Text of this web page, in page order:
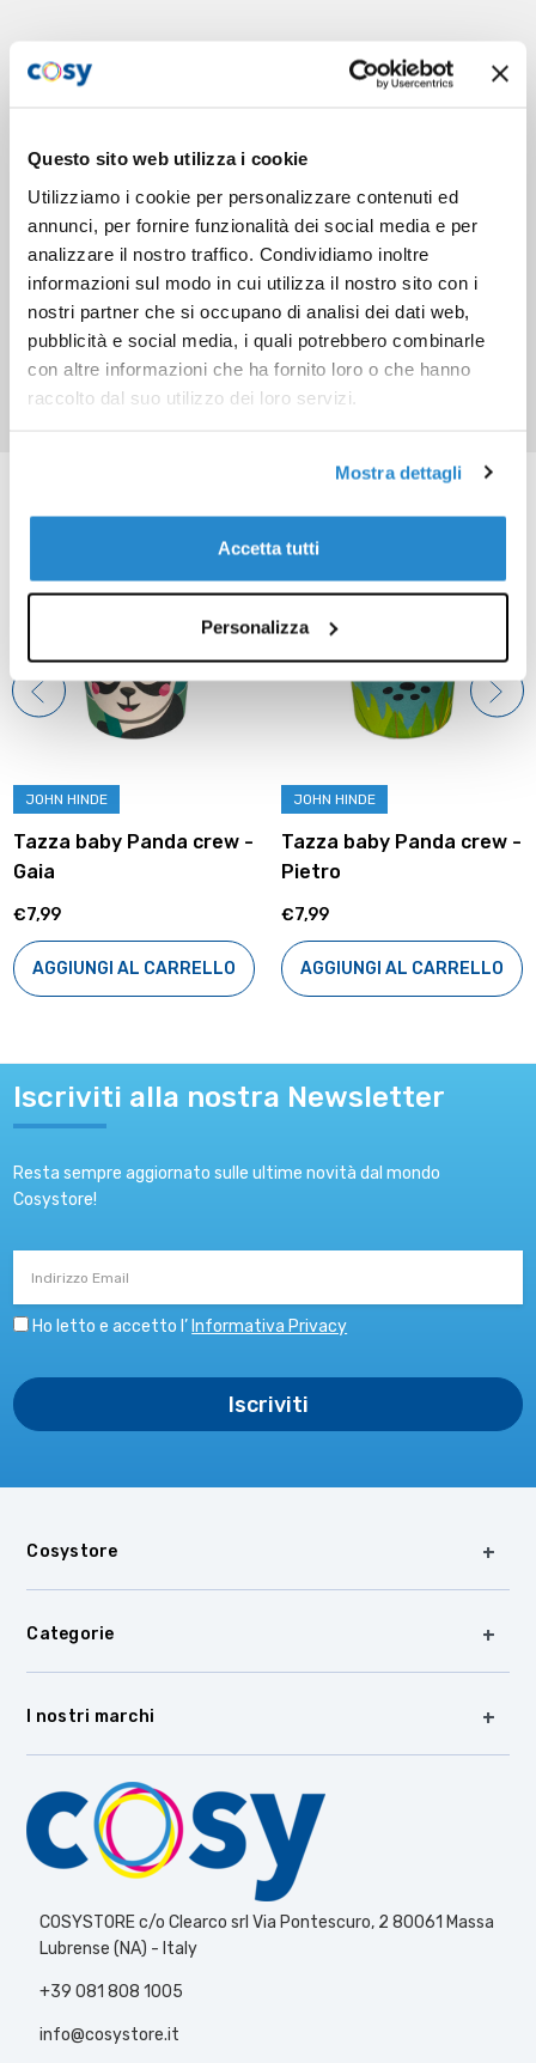
Questo sito web utilizza i cookie
Utilizziamo i cookie per personalizzare contenuti ed
annunci, per fornire funzionalità dei social media e per
analizzare il nostro traffico. Condividiamo inoltre
informazioni sul modo in cui utilizza il nostro sito con i
nostri partner che si occupano di analisi dei dati web,
pubblicità e social media, i quali potrebbero combinarle
con altre informazioni che ha fornito loro o che hanno
raccolto dal suo utilizzo dei loro servizi.
Mostra dettagli
Accetta tutti
Personalizza
JOHN HINDE
Tazza baby Panda crew -
Gaia
€7,99
AGGIUNGI AL CARRELLO
JOHN HINDE
Tazza baby Panda crew -
Pietro
€7,99
AGGIUNGI AL CARRELLO
Iscriviti alla nostra Newsletter
Resta sempre aggiornato sulle ultime novità dal mondo
Cosystore!
Ho letto e accetto l’ Informativa Privacy
Cosystore
Categorie
I nostri marchi
COSYSTORE c/o Clearco srl Via Pontescuro, 2 80061 Massa
Lubrense (NA) - Italy
+39 081 808 1005
info@cosystore.it